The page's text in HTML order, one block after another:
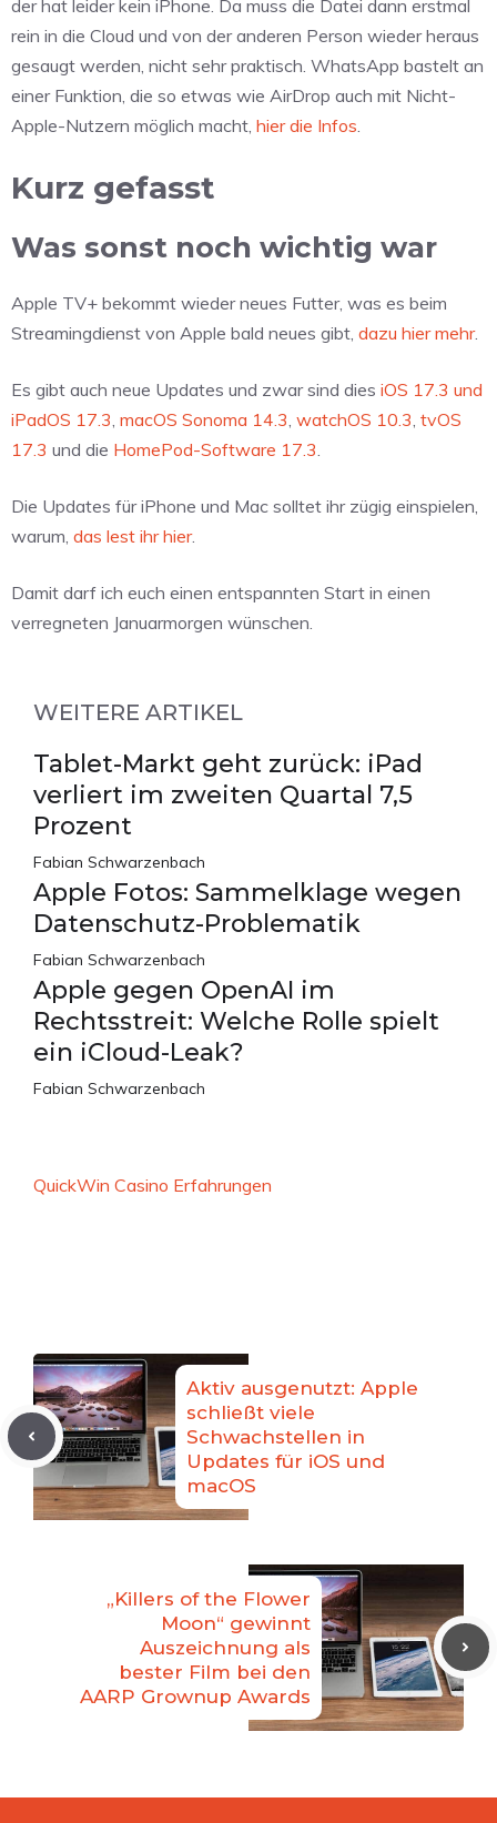
der hat leider kein iPhone. Da muss die Datei dann erstmal
rein in die Cloud und von der anderen Person wieder heraus
gesaugt werden, nicht sehr praktisch. WhatsApp bastelt an
einer Funktion, die so etwas wie AirDrop auch mit Nicht-
Apple-Nutzern möglich macht, hier die Infos
Kurz gefasst
Was sonst noch wichtig war
Apple TV+ bekommt wieder neues Futter, was es beim
Streamingdienst von Apple bald neues gibt, dazu hier mehr.
Es gibt auch neue Updates und zwar sind dies iOS 17.3 und
iPadOS 17.3 macOS Sonoma 14.3 watchOS 10.3 tvOS
17.3 und die HomePod-Software 17.3
Die Updates für iPhone und Mac solltet ihr zügig einspielen,
warum, das lest ihr hier.
Damit darf ich euch einen entspannten Start in einen
verregneten Januarmorgen wünschen.
WEITERE ARTIKEL
Tablet-Markt geht zurück: iPad
verliert im zweiten Quartal 7,5
Prozent
Fabian Schwarzenbach
Apple Fotos: Sammelklage wegen
Datenschutz-Problematik
Fabian Schwarzenbach
Apple gegen OpenAI im
Rechtsstreit: Welche Rolle spielt
ein iCloud-Leak?
Fabian Schwarzenbach
QuickWin Casino Erfahrungen
Aktiv ausgenutzt: Apple
schließt viele
Schwachstellen in
Updates für iOS und
macOS
„Killers of the Flower
Moon“ gewinnt
Auszeichnung als
bester Film bei den
AARP Grownup Awards